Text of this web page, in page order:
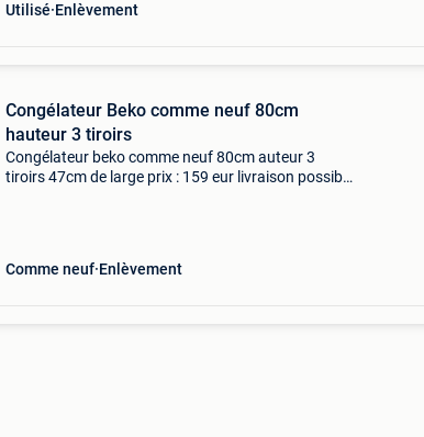
Utilisé Enlèvement
Congélateur Beko comme neuf 80cm
hauteur 3 tiroirs
Congélateur beko comme neuf 80cm auteur 3
tiroirs 47cm de large prix : 159 eur livraison possible
Comme neuf Enlèvement